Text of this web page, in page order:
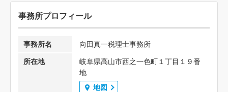
事務所プロフィール
事務所名
向田真一税理士事務所
所在地
岐阜県高山市西之一色町１丁目１９番
地
地図